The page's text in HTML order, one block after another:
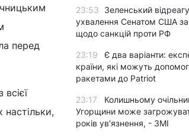
перед
настільки,
23:53
Зеленський
ухвалення Сенатом США
щодо санкцій проти РФ
23:19
Є два варіанти:
країни, які можуть
ракетами до Patriot
23:17
Колишньому
Угорщини може
років ув'язнення, - ЗМІ